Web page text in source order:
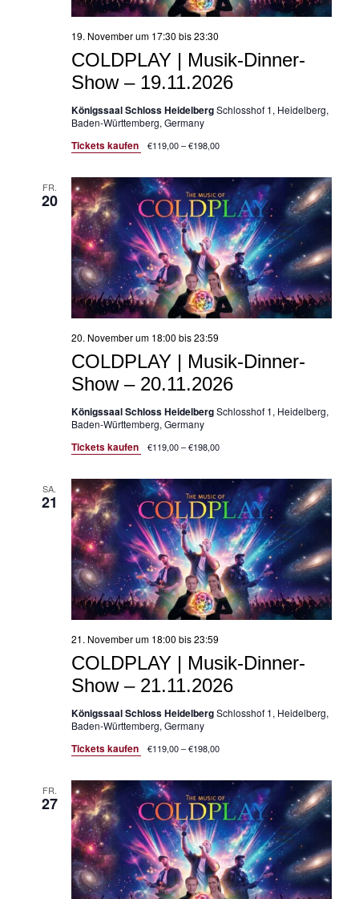
COLDPLAY | Musik-Dinner-
Show – 19.11.2026
19. November um 17:30 bis23:30
Königssaal Schloss HeidelbergSchlosshof 1, Heidelberg,
Baden-Württemberg, Germany
Tickets kaufen €119,00 – €198,00
FR.
20
COLDPLAY | Musik-Dinner-
Show – 20.11.2026
20. November um 18:00 bis23:59
Königssaal Schloss HeidelbergSchlosshof 1, Heidelberg,
Baden-Württemberg, Germany
Tickets kaufen €119,00 – €198,00
SA.
21
COLDPLAY | Musik-Dinner-
Show – 21.11.2026
21. November um 18:00 bis23:59
Königssaal Schloss HeidelbergSchlosshof 1, Heidelberg,
Baden-Württemberg, Germany
Tickets kaufen €119,00 – €198,00
FR.
27